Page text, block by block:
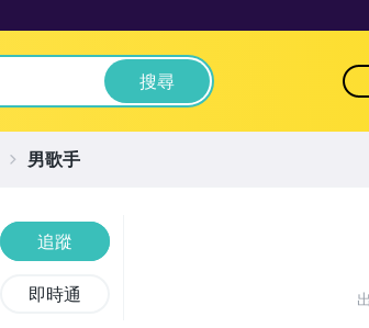
搜尋
追蹤
即時通
男歌手